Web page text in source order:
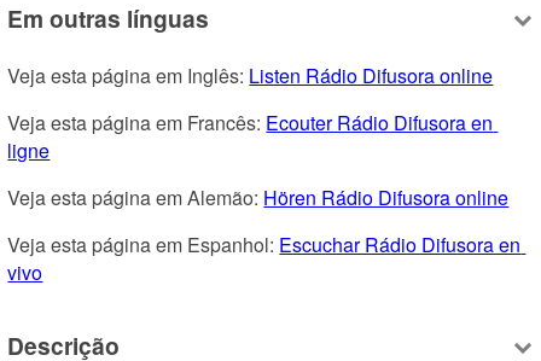
Em outras línguas
Veja esta página em Inglês: Listen Rádio Difusora online
Veja esta página em Francês: Ecouter Rádio Difusora en
ligne
Veja esta página em Alemão: Hören Rádio Difusora online
Veja esta página em Espanhol: Escuchar Rádio Difusora en
vivo
Descrição